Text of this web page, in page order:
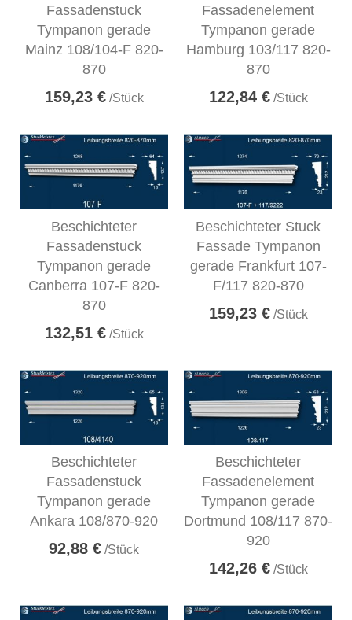
Fassadenstuck
Tympanon gerade
Mainz 108/104-F 820-
870
159,23 €/Stück
Fassadenelement
Tympanon gerade
Hamburg 103/117 820-
870
122,84 €/Stück
Beschichteter
Fassadenstuck
Tympanon gerade
Canberra 107-F 820-
870
132,51 €/Stück
Beschichteter Stuck
Fassade Tympanon
gerade Frankfurt 107-
F/117 820-870
159,23 €/Stück
Beschichteter
Fassadenstuck
Tympanon gerade
Ankara 108/870-920
92,88 € /Stück
Beschichteter
Fassadenelement
Tympanon gerade
Dortmund 108/117 870-
920
142,26 €/Stück